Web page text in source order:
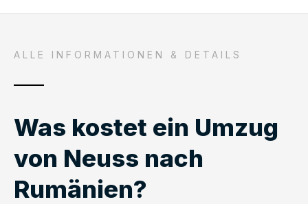
ALLE INFORMATIONEN & DETAILS
Was kostet ein Umzug
von Neuss nach
Rumänien?